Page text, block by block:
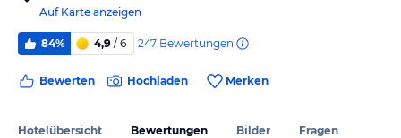
Auf Karte anzeigen
84% 4,9 / 6 247 Bewertungen
Bewerten Hochladen Merken
Hotelübersicht Bewertungen Bilder Fragen